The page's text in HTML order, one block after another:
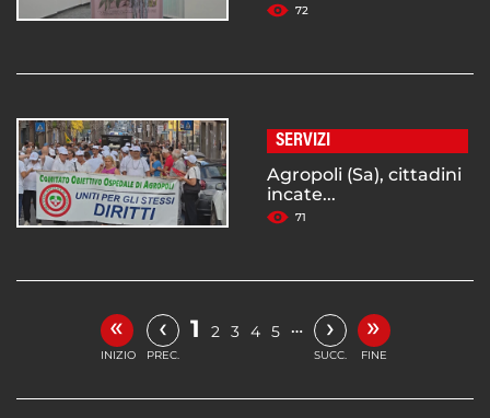
72
SERVIZI
Agropoli (Sa), cittadini
incate...
71
«
INIZIO
‹
PREC.
1 2 3 4 5 … ›
SUCC.
»
FINE